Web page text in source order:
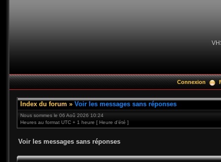
Connexion
Index du forum » Voir les messages sans réponses
Nous sommes le 06 Aoû 2026 10:24
Heures au format UTC + 1 heure [ Heure d’été ]
Voir les messages sans réponses